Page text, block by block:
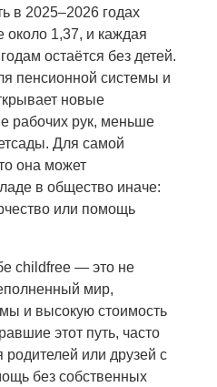
в 2025–2026 годах
1,37, и каждая
остаётся без детей.
пенсионной системы и
новые
рабочих рук, меньше
Для самой
она может
в общество иначе:
или помощь
childfree — это не
мир,
и высокую стоимость
этот путь, часто
родителей или друзей с
без собственных